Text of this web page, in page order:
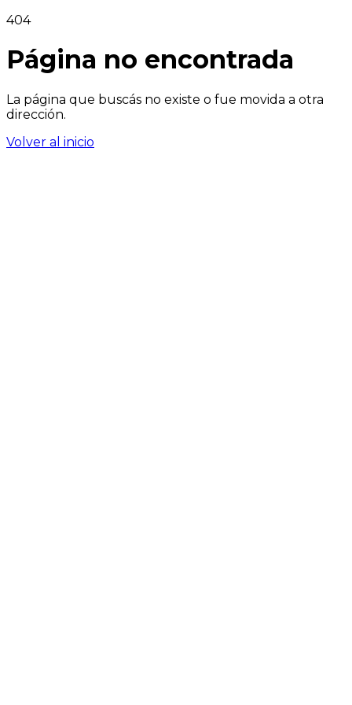
404
Página no encontrada
La página que buscás no existe o fue movida a otra
dirección.
Volver al inicio